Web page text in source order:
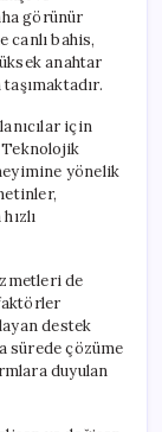
görünür
canlı bahis,
anahtar
için
Teknolojik
yönelik
de
destek
sürede çözüme
duyulan